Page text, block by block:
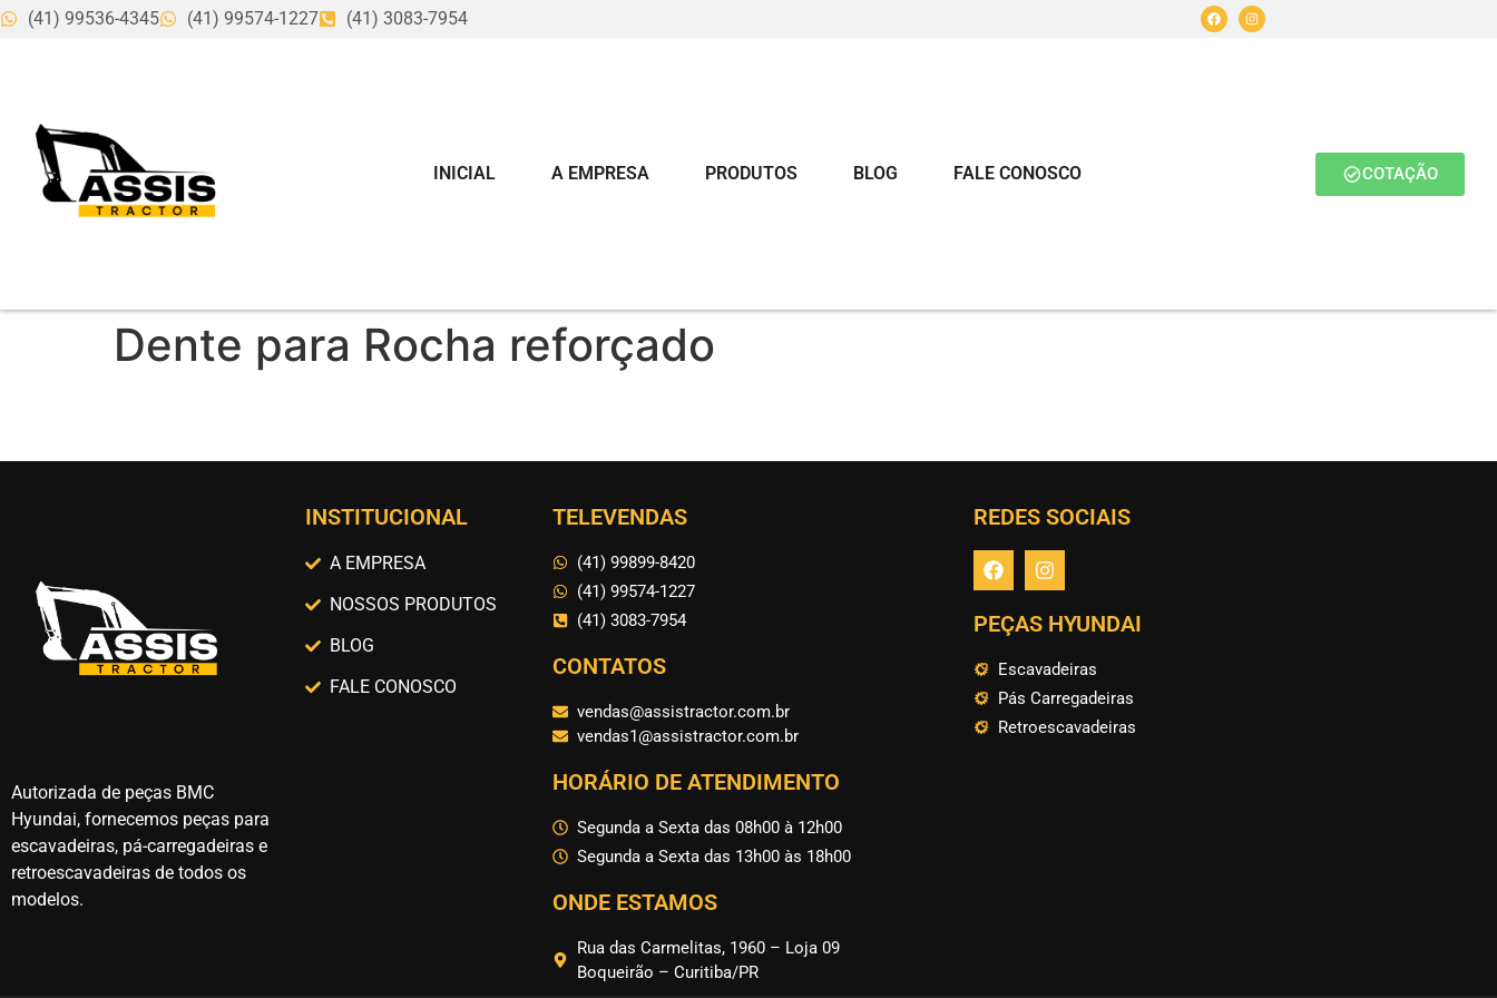
(41) 99536-4345 (41) 99574-1227 (41) 3083-7954
INICIAL A EMPRESA PRODUTOS BLOG FALE CONOSCO COTAÇÃO
Dente para Rocha reforçado
Autorizada de peças BMC
Hyundai, fornecemos peças para
escavadeiras, pá-carregadeiras e
retroescavadeiras de todos os
modelos.
INSTITUCIONAL
A EMPRESA
NOSSOS PRODUTOS
BLOG
FALE CONOSCO
TELEVENDAS
(41) 99899-8420
(41) 99574-1227
(41) 3083-7954
CONTATOS
vendas@assistractor.com.br
vendas1@assistractor.com.br
HORÁRIO DE ATENDIMENTO
Segunda a Sexta das 08h00 à 12h00
Segunda a Sexta das 13h00 às 18h00
ONDE ESTAMOS
Rua das Carmelitas, 1960 – Loja 09
Boqueirão – Curitiba/PR
REDES SOCIAIS
PEÇAS HYUNDAI
Escavadeiras
Pás Carregadeiras
Retroescavadeiras